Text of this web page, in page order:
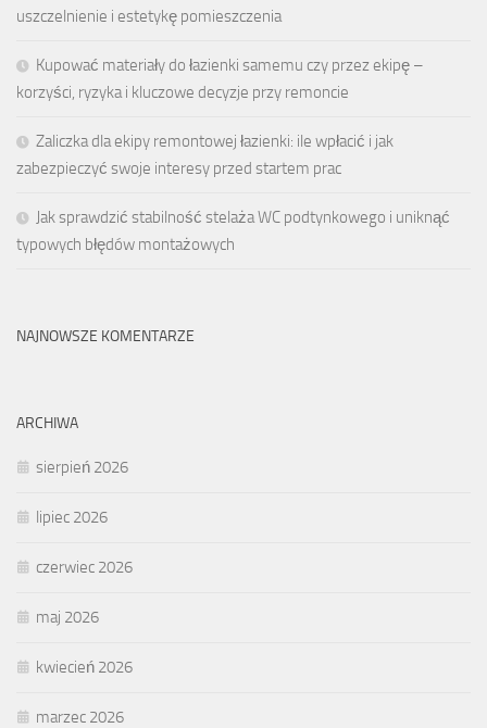
uszczelnienie i estetykę pomieszczenia
Kupować materiały do łazienki samemu czy przez ekipę –
korzyści, ryzyka i kluczowe decyzje przy remoncie
Zaliczka dla ekipy remontowej łazienki: ile wpłacić i jak
zabezpieczyć swoje interesy przed startem prac
Jak sprawdzić stabilność stelaża WC podtynkowego i uniknąć
typowych błędów montażowych
NAJNOWSZE KOMENTARZE
ARCHIWA
sierpień 2026
lipiec 2026
czerwiec 2026
maj 2026
kwiecień 2026
marzec 2026